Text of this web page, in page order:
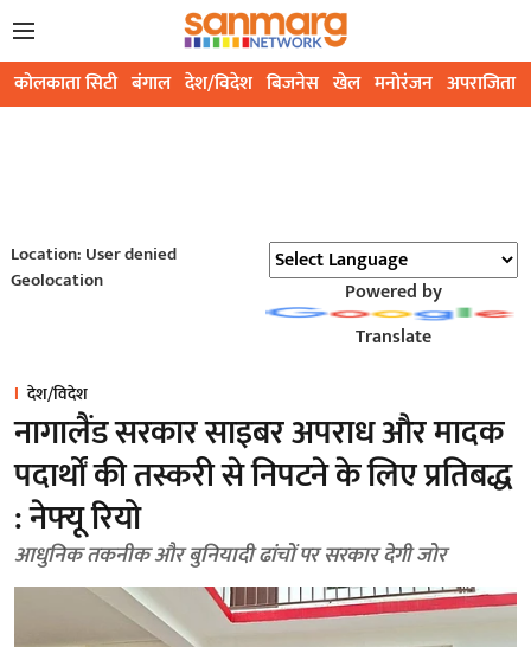
कोलकाता सिटी बंगाल देश/विदेश बिजनेस खेल मनोरंजन अपराजिता
Location: User denied
Geolocation
Powered by
Translate
देश/विदेश
नागालैंड सरकार साइबर अपराध और मादक
पदार्थों की तस्करी से निपटने के लिए प्रतिबद्ध
: नेफ्यू रियो
आधुनिक तकनीक और बुनियादी ढांचों पर सरकार देगी जोर